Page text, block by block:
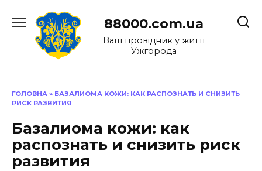
до
88000.com.ua
Ваш провідник у житті
Ужгорода
ГОЛОВНА » БАЗАЛИОМА КОЖИ: КАК РАСПОЗНАТЬ И СНИЗИТЬ
РИСК РАЗВИТИЯ
Базалиома кожи: как
распознать и снизить риск
развития